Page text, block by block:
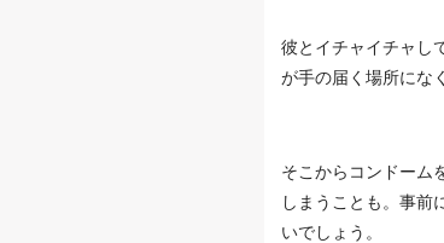
彼とイチャイチャし
が手の届く場所にな
そこからコンドーム
しまうことも。事前
いでしょう。